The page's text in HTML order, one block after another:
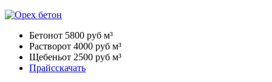
Бетонот 5800 руб м³
Растворот 4000 руб м³
Щебеньот 2500 руб м³
Прайсскачать